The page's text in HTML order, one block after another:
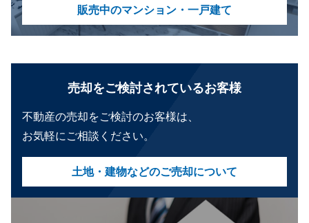
販売中のマンション・一戸建て
売却をご検討されているお客様
不動産の売却をご検討のお客様は、
お気軽にご相談ください。
土地・建物などのご売却について